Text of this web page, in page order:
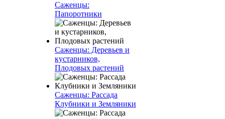
Саженцы:
Папоротники
Саженцы: Деревьев и
кустарников,
Плодовых растений
Саженцы: Рассада
Клубники и Земляники